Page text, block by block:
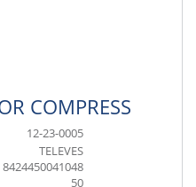
COMPRESS
12-23-0005
TELEVES
8424450041048
50